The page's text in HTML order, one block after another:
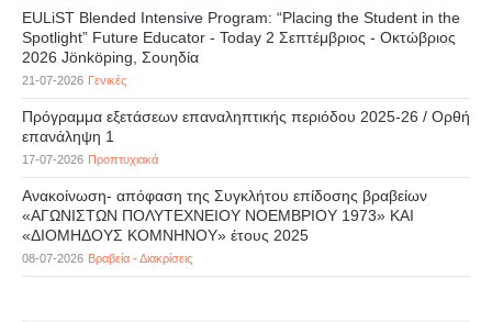
EULiST Blended Intensive Program: “Placing the Student in the
Spotlight” Future Educator - Today 2 Σεπτέμβριος - Οκτώβριος
2026 Jönköping, Σουηδία
21-07-2026 Γενικές
Πρόγραμμα εξετάσεων επαναληπτικής περιόδου 2025-26 / Ορθή
επανάληψη 1
17-07-2026 Προπτυχιακά
Ανακοίνωση- απόφαση της Συγκλήτου επίδοσης βραβείων
«ΑΓΩΝΙΣΤΩΝ ΠΟΛΥΤΕΧΝΕΙΟΥ ΝΟΕΜΒΡΙΟΥ 1973» ΚΑΙ
«ΔΙΟΜΗΔΟΥΣ ΚΟΜΝΗΝΟΥ» έτους 2025
08-07-2026 Βραβεία - Διακρίσεις